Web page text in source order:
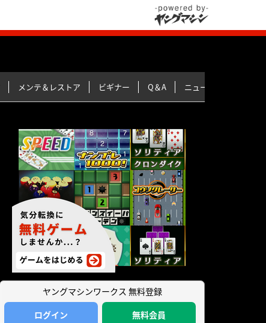
メンテ＆レストア ビギナー Q＆A ニュース＆トピックス
ヤングマシンワークス 無料登録
ログイン
無料会員